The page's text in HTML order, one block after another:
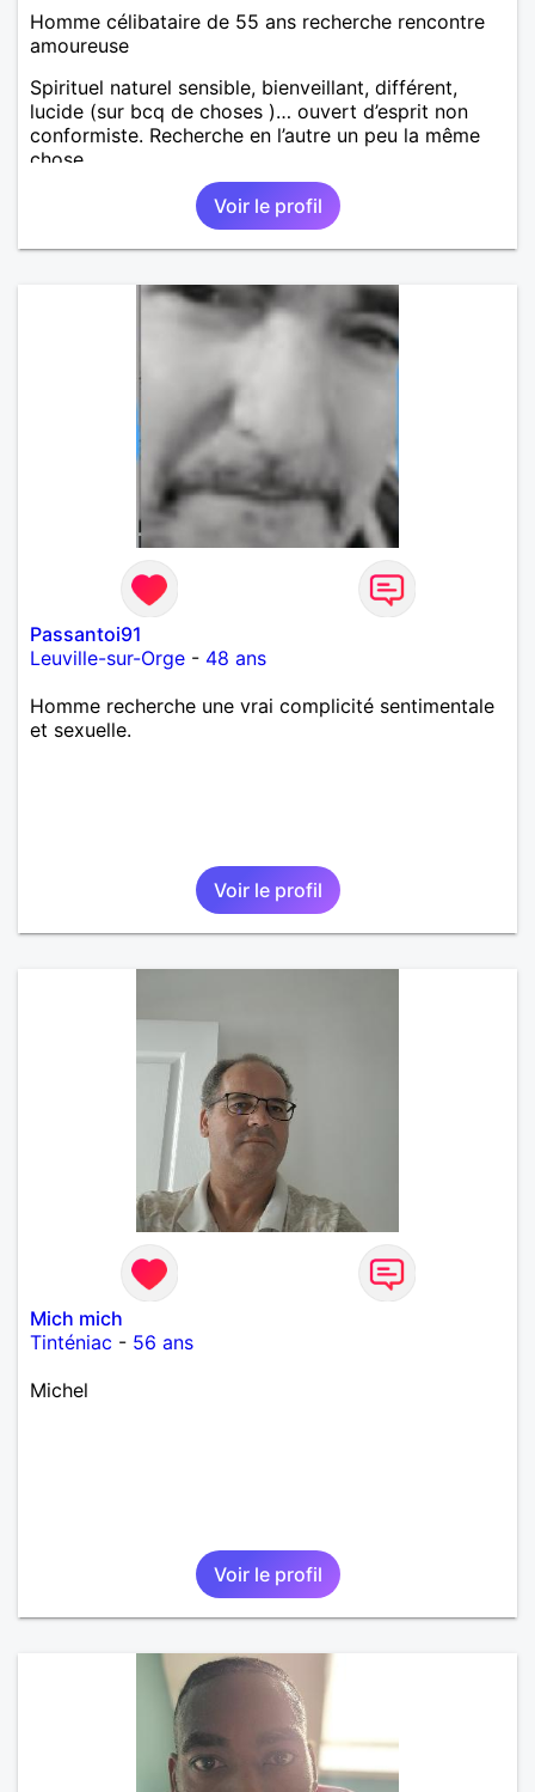
Homme célibataire de 55 ans recherche rencontre
amoureuse
Spirituel naturel sensible, bienveillant, différent,
lucide (sur bcq de choses )… ouvert d’esprit non
conformiste. Recherche en l’autre un peu la même
chose…
Voir le profil
Passantoi91
Leuville-sur-Orge - 48 ans
Homme recherche une vrai complicité sentimentale
et sexuelle.
Voir le profil
Mich mich
Tinténiac - 56 ans
Michel
Voir le profil